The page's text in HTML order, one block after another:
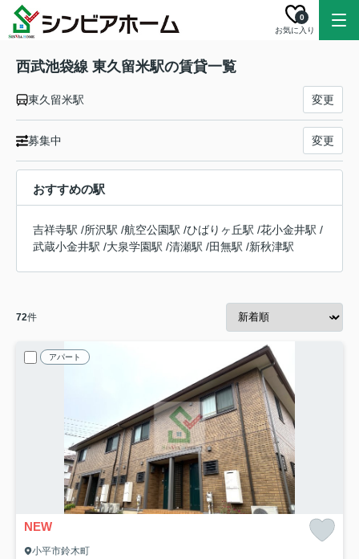
お気に入り
0
西武池袋線 東久留米駅の賃貸一覧
東久留米駅 変更
募集中 変更
おすすめの駅
吉祥寺駅 /所沢駅 /航空公園駅 /ひばりヶ丘駅 /花小金井駅 /
武蔵小金井駅 /大泉学園駅 /清瀬駅 /田無駅 /新秋津駅
72件
アパート
NEW
小平市鈴木町